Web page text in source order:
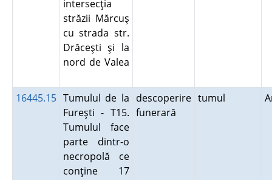
intersecţia
străzii Mărcuş
cu strada str.
Drăceşti şi la
nord de Valea
16445.15 Tumulul de la
Fureşti - T15.
Tumulul face
parte dintr-o
necropolă ce
conţine 17
descoperire
funerară
tumul